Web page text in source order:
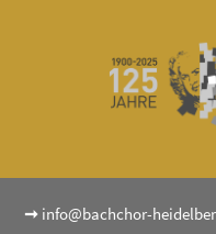
➞ info@bachchor-